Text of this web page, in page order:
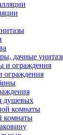
дачные
ограждения
душевых
комнаты